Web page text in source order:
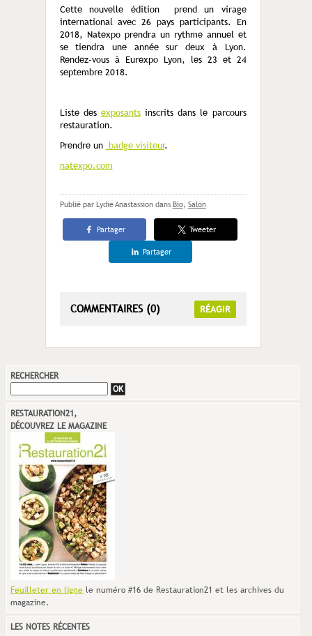
Cette nouvelle édition prend un virage
international avec 26 pays participants. En
2018, Natexpo prendra un rythme annuel et
se tiendra une année sur deux à Lyon.
Rendez-vous à Eurexpo Lyon, les 23 et 24
septembre 2018.
Liste des exposantsinscrits dans le parcours
restauration.
Prendre un
badge visiteur.
natexpo.com
Publié par Lydie Anastassion dans Bio, Salon
Partager Tweeter
Partager
COMMENTAIRES (0) RÉAGIR
RECHERCHER
RESTAURATION21,
DÉCOUVREZ LE MAGAZINE
Feuilleter en ligne le numéro #16 de Restauration21 et les archives du
magazine.
LES NOTES RÉCENTES